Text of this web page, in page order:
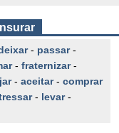
- passar-
- fraternizar-
- aceitar- comprar
- levar-